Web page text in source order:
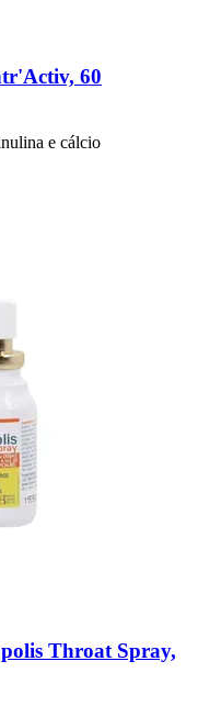
60
e cálcio
Throat Spray,